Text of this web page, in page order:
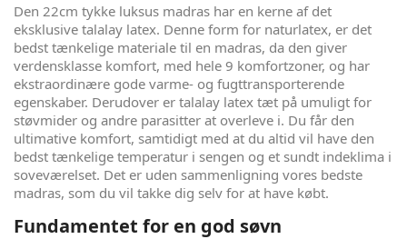
Den 22cm tykke luksus madras har en kerne af det
eksklusive talalay latex. Denne form for naturlatex, er det
bedst tænkelige materiale til en madras, da den giver
verdensklasse komfort, med hele 9 komfortzoner, og har
ekstraordinære gode varme- og fugttransporterende
egenskaber. Derudover er talalay latex tæt på umuligt for
støvmider og andre parasitter at overleve i. Du får den
ultimative komfort, samtidigt med at du altid vil have den
bedst tænkelige temperatur i sengen og et sundt indeklima i
soveværelset. Det er uden sammenligning vores bedste
madras, som du vil takke dig selv for at have købt.
Fundamentet for en god søvn